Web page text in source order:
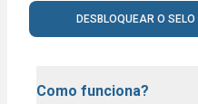
DESBLOQUEAR O
Como funciona?